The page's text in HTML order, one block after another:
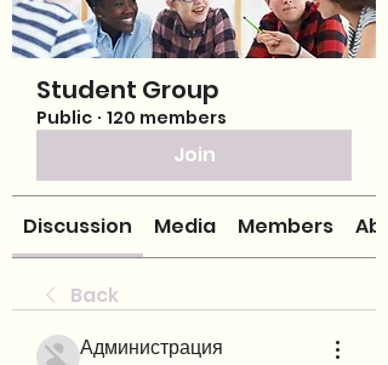
Student Group
Public · 120 members
Join
Discussion Media Members
Back
Администрация